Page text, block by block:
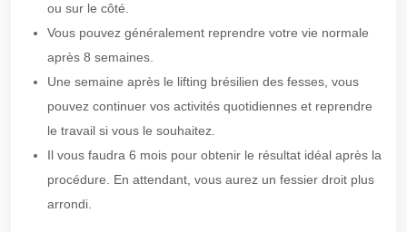
ou sur le côté.
Vous pouvez généralement reprendre votre vie normale
après 8 semaines.
Une semaine après le lifting brésilien des fesses, vous
pouvez continuer vos activités quotidiennes et reprendre
le travail si vous le souhaitez.
Il vous faudra 6 mois pour obtenir le résultat idéal après la
procédure. En attendant, vous aurez un fessier droit plus
arrondi.